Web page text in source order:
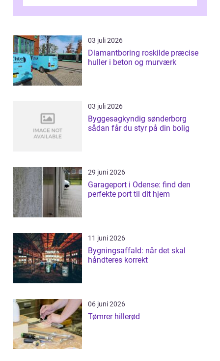
inti...
03 juli 2026
Diamantboring roskilde præcise
huller i beton og murværk
03 juli 2026
Byggesagkyndig sønderborg
sådan får du styr på din bolig
29 juni 2026
Garageport i Odense: find den
perfekte port til dit hjem
11 juni 2026
Bygningsaffald: når det skal
håndteres korrekt
06 juni 2026
Tømrer hillerød